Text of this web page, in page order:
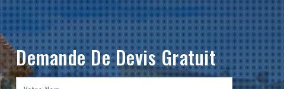
Demande De Devis Gratuit